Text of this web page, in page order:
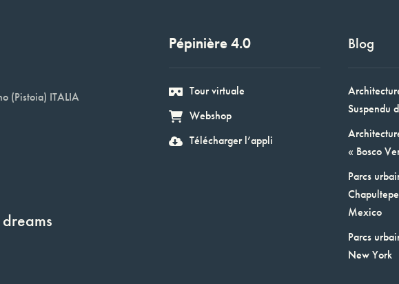
(Pistoia) ITALIA
Pépinière 4.0
Tour virtuale
Webshop
Télécharger l’appli
Blog
Suspendu
« Bosco
Parcs
Mexico
Parcs
New York